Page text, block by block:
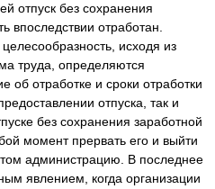
отпуск без сохранения
впоследствии отработан.
исходя из
труда, определяются
об отработке и сроки отработки
отпуска, так и
без сохранения заработной
момент прервать его и выйти
администрацию. В последнее
явлением, когда организации